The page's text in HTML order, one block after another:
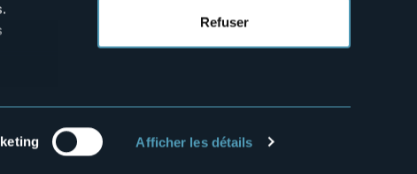
Afficher les détails
Refuser